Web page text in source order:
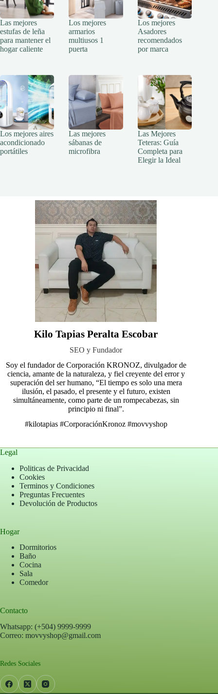
Las mejores
estufas de leña
para mantener el
hogar caliente
Los mejores
armarios
multiusos 1
puerta
Los mejores
Asadores
recomendados
por marca
Los mejores aires
acondicionado
portátiles
Las mejores
sábanas de
microfibra
Las Mejores
Teteras: Guía
Completa para
Elegir la Ideal
Kilo Tapias Peralta Escobar
SEO y Fundador
Soy el fundador de Corporación KRONOZ, divulgador de
ciencia, amante de la naturaleza, y fiel creyente del error y
superación del ser humano, “El tiempo es solo una mera
ilusión, el pasado, el presente y el futuro, existen
simultáneamente, como parte de un rompecabezas, sin
principio ni final”.
#kilotapias #CorporaciónKronoz #movvyshop
Legal
Politicas de Privacidad
Cookies
Terminos y Condiciones
Preguntas Frecuentes
Devolución de Productos
Hogar
Dormitorios
Baño
Cocina
Sala
Comedor
Contacto
Whatsapp: (+504) 9999-9999
Correo: movvyshop@gmail.com
Redes Sociales